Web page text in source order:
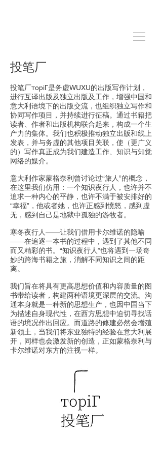
投笔厂
投笔厂тopiГ是务虚WUXU的出版写作计划，
进行互译出版及独立出版及工作，增强中国和
意大利语境下的出版交流，也组织独立写作和
协同写作项目，并持续进行征稿。通过书籍把
读者、作者和出版机构联合起来，构成一个生
产力的集体。我们也积极推动独立出版和线上
发表，并与务虚的其他项目关联，使（更广义
的）写作真正成为我们建造工作、知识与知觉
网络的媒介。
意大利作家蒙格奈利曾讨论过“旅人”的概念，
在这里我们仿用：一个知识夜行人，也许并不
追求一种内心的平静，也许不满于被安排好的
“幸福”，他或者她，也许正感到愤怒，感到虚
无，感到自己是地狱中孤独的游牧者。
寒冬夜行人——让我们借用卡尔维诺的隐喻
——在追逐一本书的过程中，遇到了其他不同
而又精彩的书。“知识夜行人”也将遇到一场奇
妙的跨海书籍之旅，消解不同知识之间的距
离。
我们旨在将具有更高思想价值和内容质量的图
书带给读者，构建两种语境更深层的交流。沟
通本身就是一种新的思想生产，也因中国当下
为描述自身现代性，在西方思想中迫切寻找话
语的境况作出回应。而道路的修建必然会增殖
新领土，当我们将东亚独特的经验在意大利展
开，同样也会激发新的创造，正如蒙格奈利与
卡尔维诺对东方的注视一样。 ​​​